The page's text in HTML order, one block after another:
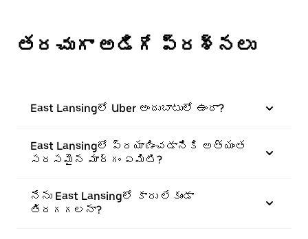
తరచుగా అడిగే ప్రశ్నలు
East Lansingలో Uber అందుబాటులో ఉందా?
East Lansingలో ప్రయాణించడానికి అత్యంత
సరసమైన మార్గం ఏమిటి?
నేను East Lansingలో కారు లేకుండా
తిరగగలనా?